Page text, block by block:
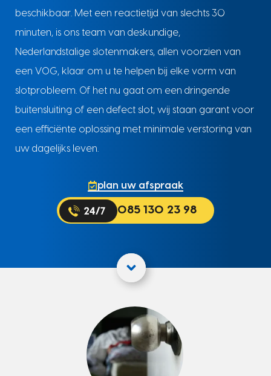
beschikbaar. Met een reactietijd van slechts 30
minuten, is ons team van deskundige,
Nederlandstalige slotenmakers, allen voorzien van
een VOG, klaar om u te helpen bij elke vorm van
slotprobleem. Of het nu gaat om een dringende
buitensluiting of een defect slot, wij staan garant voor
een efficiënte oplossing met minimale verstoring van
uw dagelijks leven.
plan uw afspraak
085 130 23 98